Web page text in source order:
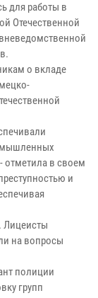
для работы в
Отечественной
о вкладе
отметила в своем
и
Лицеисты
на вопросы
полиции
групп